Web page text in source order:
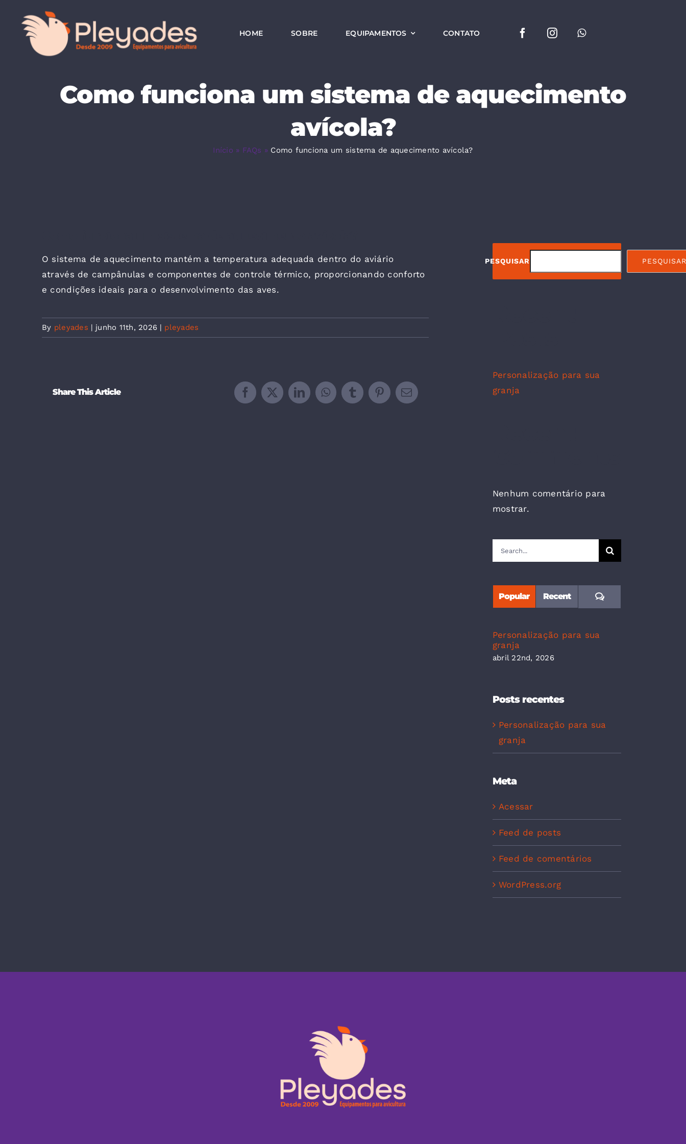
content
HOME SOBRE EQUIPAMENTOS CONTATO
Como funciona um sistema de aquecimento
avícola?
Início » FAQs » Como funciona um sistema de aquecimento avícola?
O sistema de aquecimento mantém a temperatura adequada dentro do aviário
através de campânulas e componentes de controle térmico, proporcionando conforto
e condições ideais para o desenvolvimento das aves.
By pleyades | junho 11th, 2026 | pleyades
Share This Article Facebook
X LinkedInWhatsApp
TumblrPinterest
Email
PESQUISAR PESQUISAR
Personalização para sua
granja
Nenhum comentário para
mostrar.
Search
for:
Popular Recent Comments
Personalização para sua
granja
abril 22nd, 2026
Posts recentes
Personalização para sua
granja
Meta
Acessar
Feed de posts
Feed de comentários
WordPress.org